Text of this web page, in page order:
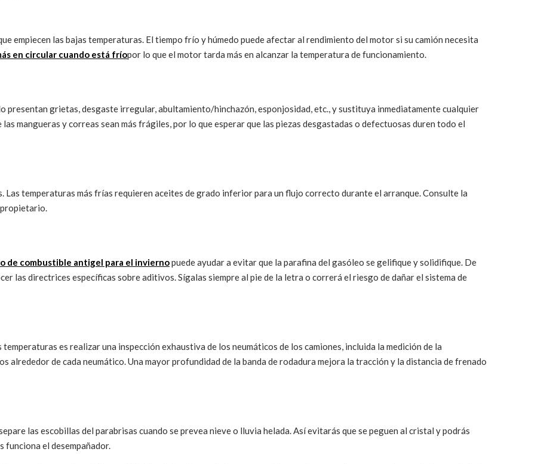
empiecen las bajas temperaturas. El tiempo frío y húmedo puede afectar al rendimiento del motor si su camión necesita
en circular cuando está fríopor lo que el motor tarda más en alcanzar la temperatura de funcionamiento.
presentan grietas, desgaste irregular, abultamiento/hinchazón, esponjosidad, etc., y sustituya inmediatamente cualquier
mangueras y correas sean más frágiles, por lo que esperar que las piezas desgastadas o defectuosas duren todo el
Las temperaturas más frías requieren aceites de grado inferior para un flujo correcto durante el arranque. Consulte la
propietario.
de combustible antigel para el inviernopuede ayudar a evitar que la parafina del gasóleo se gelifique y solidifique. De
las directrices específicas sobre aditivos. Sígalas siempre al pie de la letra o correrá el riesgo de dañar el sistema de
es realizar una inspección exhaustiva de los neumáticos de los camiones, incluida la medición de la
alrededor de cada neumático. Una mayor profundidad de la banda de rodadura mejora la tracción y la distancia de frenado
las escobillas del parabrisas cuando se prevea nieve o lluvia helada. Así evitarás que se peguen al cristal y podrás
funciona el desempañador.